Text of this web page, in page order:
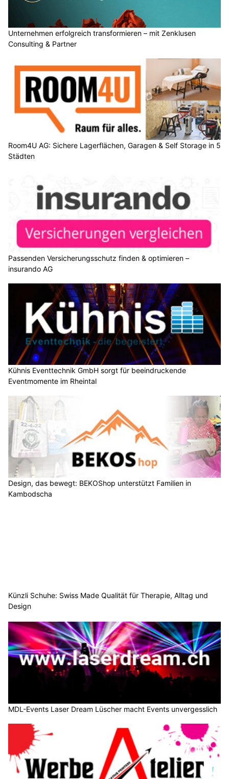
Unternehmen erfolgreich transformieren – mit Zenklusen
Consulting & Partner
Room4U AG: Sichere Lagerflächen, Garagen & Self Storage in 5
Städten
Passenden Versicherungsschutz finden & optimieren –
insurando AG
Kühnis Eventtechnik GmbH sorgt für beeindruckende
Eventmomente im Rheintal
Design, das bewegt: BEKOShop unterstützt Familien in
Kambodscha
Künzli Schuhe: Swiss Made Qualität für Therapie, Alltag und
Design
MDL-Events Laser Dream Lüscher macht Events unvergesslich